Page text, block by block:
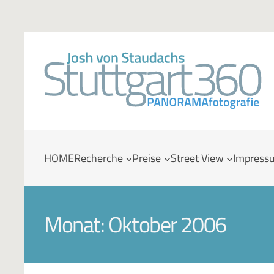
HOMERecherche Preise Street View
Monat:Oktober 2006